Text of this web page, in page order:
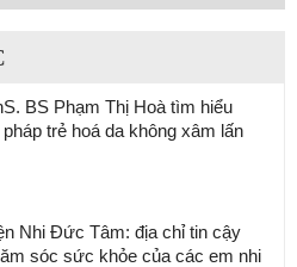
BS Phạm Thị Hoà tìm hiểu
trẻ hoá da không xâm lấn
Nhi Đức Tâm: địa chỉ tin cậy
sóc sức khỏe của các em nhi